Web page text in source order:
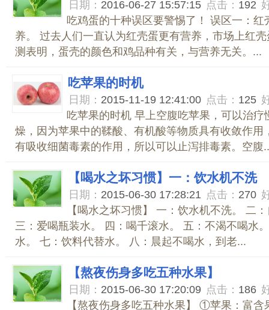
日期： 2016-06-27 15:57:15 点击： 192
吃鸡蛋的十种误区要警惕了！ 误区一：红
养。 过去人们一直认为红壳蛋更有营养，市场上红
测表明，蛋壳的颜色和鸡品种有关，与营养无关。...
吃苹果的时机
日期： 2015-11-19 12:41:00 点击： 125
吃苹果的时机 早上空腹吃苹果，可以治疗
燥，因为苹果中的鞣酸、有机酸等物质具有收敛作用
有吸收细菌毒素的作用，所以可以止泻排毒素。空腹
【喝水之坏习惯】一：饮水机不洗
日期： 2015-06-30 17:28:21 点击： 270
【喝水之坏习惯】 一：饮水机不洗。 二
三：爱喝瓶装水。 四：喝千滚水。 五：不渴不喝水
水。 七：饮料代替水。 八：晨起不喝水，到老...
【熬夜伤身多吃五种水果】
日期： 2015-06-30 17:20:09 点击： 186
【熬夜伤身多吃五种水果】 ①苹果：富含